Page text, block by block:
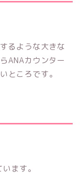
るような大きな
ANAカウンター
ところです。
ます。